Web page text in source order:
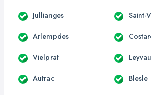
Jullianges Saint-
Arlempdes
Vielprat
Autrac Blesle